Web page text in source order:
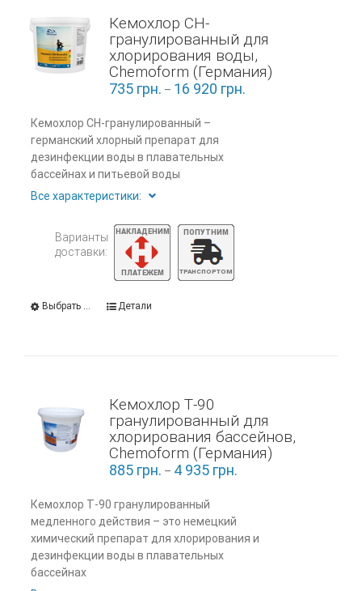
Кемохлор СН-
гранулированный для
хлорирования воды,
Chemoform (Германия)
735 грн. – 16 920 грн.
Кемохлор СН-гранулированный –
германский хлорный препарат для
дезинфекции воды в плавательных
бассейнах и питьевой воды
Все характеристики:
Варианты
доставки:
Выбрать ... Детали
Кемохлор Т-90
гранулированный для
хлорирования бассейнов,
Chemoform (Германия)
885 грн. – 4 935 грн.
Кемохлор Т-90 гранулированный
медленного действия – это немецкий
химический препарат для хлорирования и
дезинфекции воды в плавательных
бассейнах